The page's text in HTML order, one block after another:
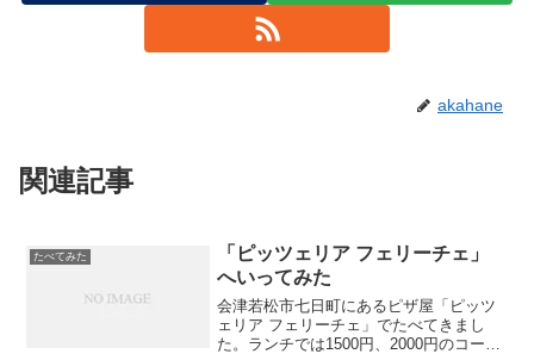
akahane
関連記事
たべてみた
「ピッツェリア フェリーチェ」
へいってみた
会津若松市七日町にあるピザ屋「ピッツ
ェリア フェリーチェ」でたべてきまし
た。ランチでは1500円、2000円のコース